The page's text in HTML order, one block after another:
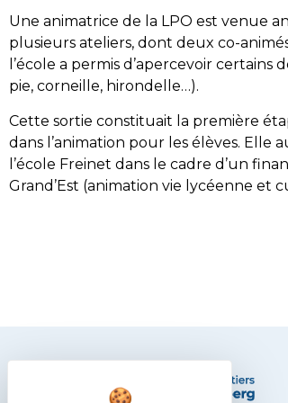
Une animatrice de la LPO est venue
plusieurs ateliers, dont deux co-
l’école a permis d’apercevoir
pie, corneille, hirondelle…).
Cette sortie constituait la première
dans l’animation pour les élèves.
l’école Freinet dans le cadre d’un
Grand’Est (animation vie lycéenne et